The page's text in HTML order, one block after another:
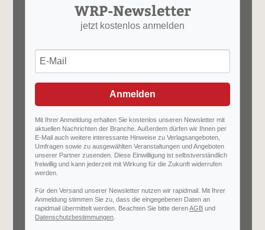
WRP-Newsletter
jetzt kostenlos anmelden
Anmelden
Mit Ihrer Anmeldung erhalten Sie kostenlos unseren Newsletter mit
aktuellen Nachrichten der Branche. Außerdem dürfen wir Ihnen per
E-Mail auch weitere interessante Hinweise zu Verlagsangeboten,
Umfragen sowie zu ausgewählten Veranstaltungen und Angeboten
unserer Partner zusenden. Diese Einwilligung ist selbstverständlich
freiwillig und kann jederzeit mit Wirkung für die Zukunft widerrufen
werden.
Für den Versand unserer Newsletter nutzen wir rapidmail. Mit Ihrer
Anmeldung stimmen Sie zu, dass die eingegebenen Daten an
rapidmail übermittelt werden. Beachten Sie bitte derenAGB und
Datenschutzbestimmungen